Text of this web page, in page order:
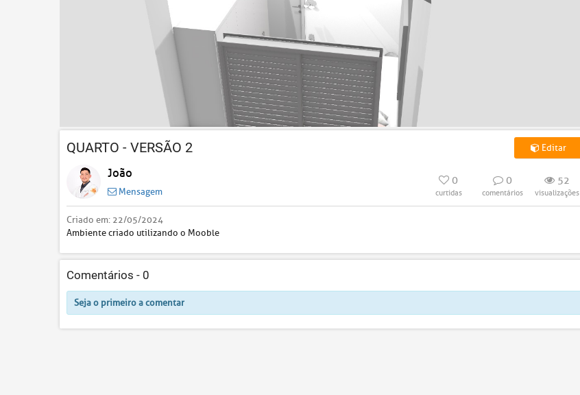
QUARTO - VERSÃO 2 Editar
João
Mensagem
0
curtidas
0
comentários
52
visualizações
Criado em: 22/05/2024
Ambiente criado utilizando o Mooble
Comentários - 0
Seja o primeiro a comentar